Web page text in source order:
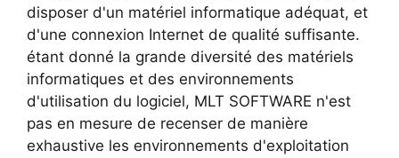
disposer d'un matériel informatique adéquat, et
d'une connexion Internet de qualité suffisante.
étant donné la grande diversité des matériels
informatiques et des environnements
d'utilisation du logiciel, MLT SOFTWARE n'est
pas en mesure de recenser de manière
exhaustive les environnements d'exploitation